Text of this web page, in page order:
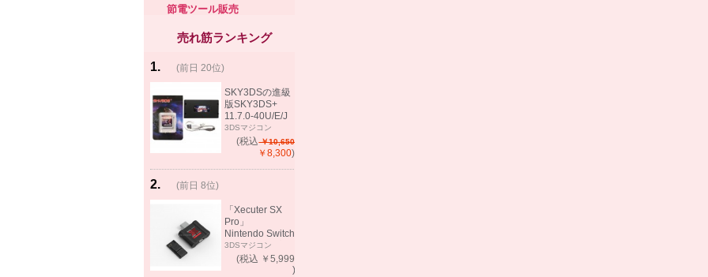
節電ツール販売
売れ筋ランキング
1.
rank
(前日 20位)
SKY3DSの進級
版SKY3DS+
11.7.0-40U/E/J
で起動可能
(MHX、FEifサポ
3DSマジコン
(税込￥10,650
￥8,300)
2.
rank
(前日 8位)
「Xecuter SX
Pro」
Nintendo Switch
バックアップゲ
ーム起動可能
3DSマジコン
(税込 ￥5,999
)